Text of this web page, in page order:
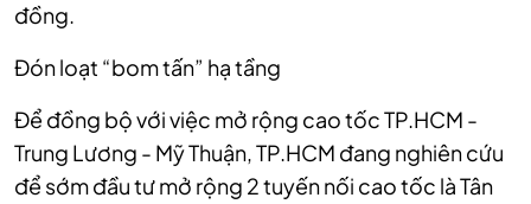
đồng.
Đón loạt “bom tấn” hạ tầng
Để đồng bộ với việc mở rộng cao tốc TP.HCM -
Trung Lương - Mỹ Thuận, TP.HCM đang nghiên cứu
để sớm đầu tư mở rộng 2 tuyến nối cao tốc là Tân